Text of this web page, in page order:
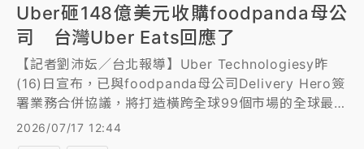
Uber砸148億美元收購foodpanda母公
司 台灣Uber Eats回應了
【記者劉沛妘／台北報導】Uber Technologiesy昨
(16)日宣布，已與foodpanda母公司Delivery Hero簽
署業務合併協議，將打造橫跨全球99個市場的全球最大
移動出行與外送平台。對此，今(17)日台灣Uber Eats
回應：「台灣不在本次交易範圍內。這項擬議中的收購
2026/07/17 12:44